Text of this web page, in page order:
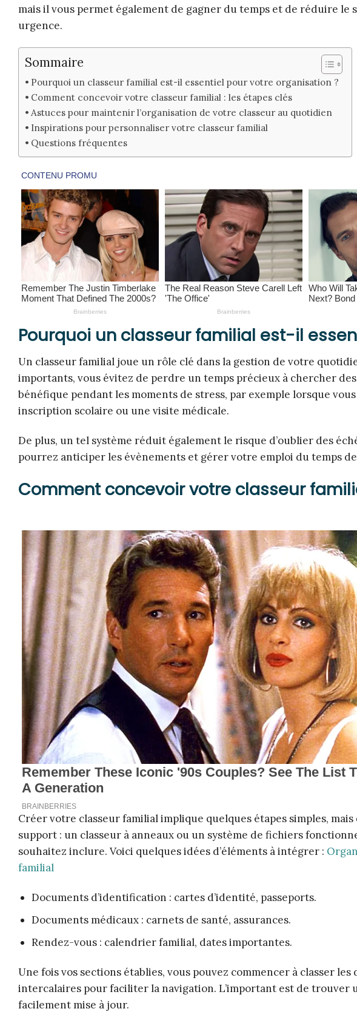
mais il vous permet également de gagner du temps et de réduire le
urgence.
Sommaire
Pourquoi un classeur familial est-il essentiel pour votre organisation ?
Comment concevoir votre classeur familial : les étapes clés
Astuces pour maintenir l’organisation de votre classeur au quotidien
Inspirations pour personnaliser votre classeur familial
Questions fréquentes
Pourquoi un classeur familial est-il
Un classeur familial joue un rôle clé dans la gestion de votre
importants, vous évitez de perdre un temps précieux à chercher
bénéfique pendant les moments de stress, par exemple lorsque
inscription scolaire ou une visite médicale.
De plus, un tel système réduit également le risque d’oublier des
pourrez anticiper les évènements et gérer votre emploi du temps
Comment concevoir votre classeur
Créer votre classeur familial implique quelques étapes simples,
support : un classeur à anneaux ou un système de fichiers
souhaitez inclure. Voici quelques idées d’éléments à intégrer :
familial
Documents d’identification : cartes d’identité, passeports.
Documents médicaux : carnets de santé, assurances.
Rendez-vous : calendrier familial, dates importantes.
Une fois vos sections établies, vous pouvez commencer à classer les
intercalaires pour faciliter la navigation. L’important est de
facilement mise à jour.